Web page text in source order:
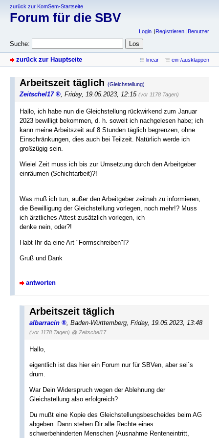
zurück zur KomSem-Startseite
Forum für die SBV
Login Registrieren Benutzer
Suche:
zurück zur Hauptseite linear ein-/ausklappen
Arbeitszeit täglich (Gleichstellung)
Zeitschel17 , Friday, 19.05.2023, 12:15 (vor 1178 Tagen)
Hallo, ich habe nun die Gleichstellung rückwirkend zum Januar
2023 bewilligt bekommen, d. h. soweit ich nachgelesen habe; ich
kann meine Arbeitszeit auf 8 Stunden täglich begrenzen, ohne
Einschränkungen, dies auch bei Teilzeit. Natürlich werde ich
großzügig sein.
Wieiel Zeit muss ich bis zur Umsetzung durch den Arbeitgeber
einräumen (Schichtarbeit)?!
Was muß ich tun, außer den Arbeitgeber zeitnah zu informieren,
die Bewilligung der Gleichstellung vorlegen, noch mehr!? Muss
ich ärztliches Attest zusätzlich vorlegen, ich
denke nein, oder?!
Habt Ihr da eine Art "Formschreiben"!?
Gruß und Dank
antworten
Arbeitszeit täglich
albarracin , Baden-Württemberg, Friday, 19.05.2023, 13:48
(vor 1178 Tagen) @ Zeitschel17
Hallo,
eigentlich ist das hier ein Forum nur für SBVen, aber sei`s
drum.
War Dein Widerspruch wegen der Ablehnung der
Gleichstellung also erfolgreich?
Du mußt eine Kopie des Gleichstellungsbescheides beim AG
abgeben. Dann stehen Dir alle Rechte eines
schwerbehinderten Menschen (Ausnahme Renteneintritt,